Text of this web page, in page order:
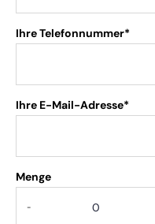
Ihre Telefonnummer*
Ihre E-Mail-Adresse*
Menge
-